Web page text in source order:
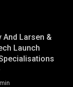
And Larsen &
Launch